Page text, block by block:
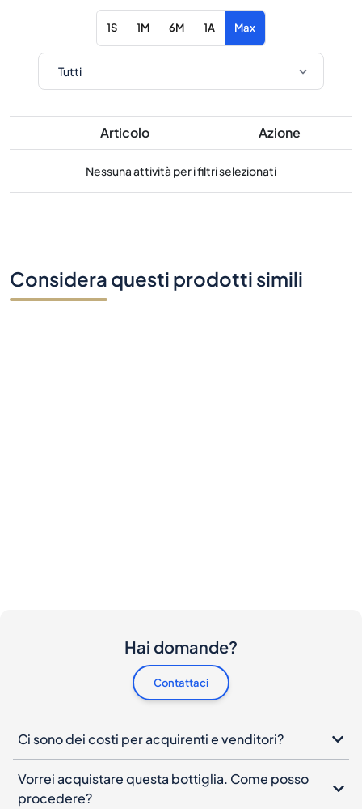
1S 1M 6M 1A Max
Articolo Azione
Nessuna attività per i filtri selezionati
Considera questi prodotti simili
Hai domande?
Contattaci
Ci sono dei costi per acquirenti e venditori?
Vorrei acquistare questa bottiglia. Come posso
procedere?